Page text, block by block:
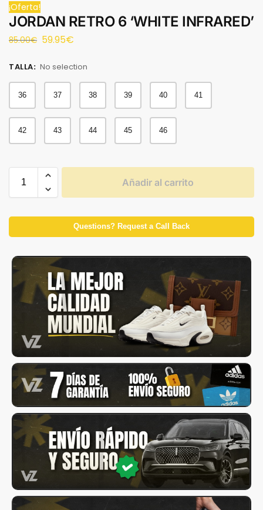
¡Oferta!
JORDAN RETRO 6 ‘WHITE INFRARED’
85.00€ 59.95€
TALLA: No selection
36 37 38 39 40 41
42 43 44 45 46
Añadir al carrito
Questions? Request a Call Back